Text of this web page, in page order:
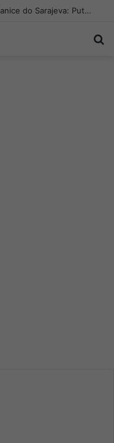
I danas saobraćajni kolaps od Jablanice do Sarajeva: Putnici na izuzetno visokim temperaturama čekaju u kolonama